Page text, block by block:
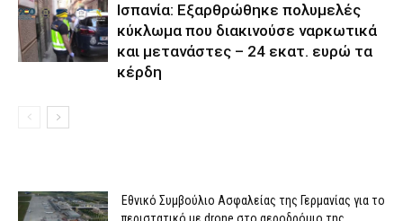
Ισπανία: Εξαρθρώθηκε πολυμελές
κύκλωμα που διακινούσε ναρκωτικά
και μετανάστες – 24 εκατ. ευρώ τα
κέρδη
Εθνικό Συμβούλιο Ασφαλείας της Γερμανίας για το